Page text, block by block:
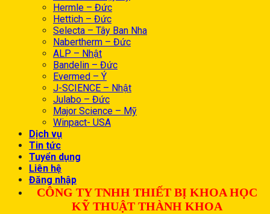
Hermle – Đức
Hettich – Đức
Selecta – Tây Ban Nha
Nabertherm – Đức
ALP – Nhật
Bandelin – Đức
Evermed – Ý
J-SCIENCE – Nhật
Julabo – Đức
Major Science – Mỹ
Winpact- USA
Dịch vụ
Tin tức
Tuyển dụng
Liên hệ
Đăng nhập
CÔNG TY TNHH THIẾT BỊ KHOA HỌC
KỸ THUẬT THÀNH KHOA